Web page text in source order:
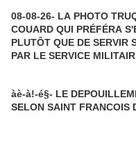
08-08-26- LA PHOTO TRUQUÉE D'UN
COUARD QUI PRÉFÉRA
PLUTÔT QUE DE SERVIR
PAR LE SERVICE
àè-à!-é§- LE
SELON SAINT FRANCOIS